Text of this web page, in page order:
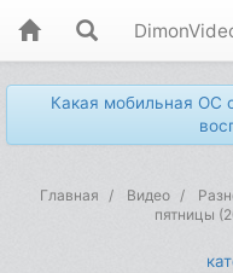
Какая мобильная ОС
Главная Видео
пятницы